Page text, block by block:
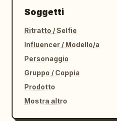
Soggetti
Ritratto / Selfie
Influencer / Modello/a
Personaggio
Gruppo / Coppia
Prodotto
Mostra altro